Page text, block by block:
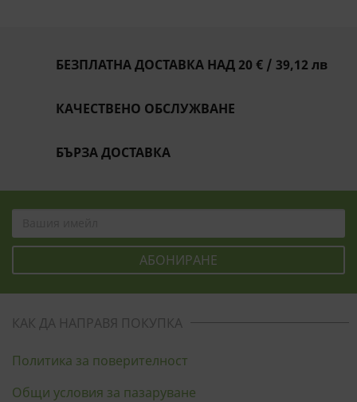
БЕЗПЛАТНА ДОСТАВКА НАД 20 € / 39,12 лв
КАЧЕСТВЕНО ОБСЛУЖВАНЕ
БЪРЗА ДОСТАВКА
КАК ДА НАПРАВЯ ПОКУПКА
Политика за поверителност
Общи условия за пазаруване